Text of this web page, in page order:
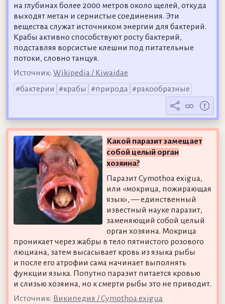
на глубинах более 2000 метров около щелей, откуда
выходят метан и сернистые соединения. Эти
вещества служат источником энергии для бактерий.
Крабы активно способствуют росту бактерий,
подставляя ворсистые клешни под питательные
потоки, словно танцуя.
Источник: Wikipedia / Kiwaidae
бактерии
крабы природа ракообразные
Какой паразит замещает
собой целый орган
хозяина?
Паразит Cymothoa exigua,
или «мокрица, пожирающая
язык», — единственный
известный науке паразит,
заменяющий собой целый
орган хозяина. Мокрица
проникает через жабры в тело пятнистого розового
люциана, затем высасывает кровь из языка рыбы
и после его атрофии сама начинает выполнять
функции языка. Попутно паразит питается кровью
и слизью хозяина, но к смерти рыбы это не приводит.
Источник: Википедия / Cymothoa exigua